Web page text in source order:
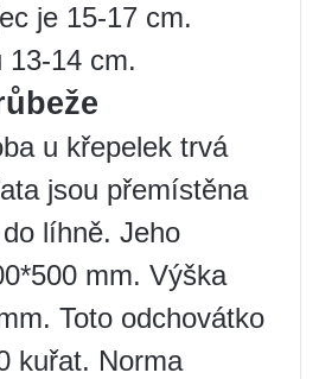
je 15-17 cm.
13-14 cm.
u křepelek trvá
jsou přemístěna
líhně. Jeho
mm. Výška
Toto odchovátko
kuřat. Norma